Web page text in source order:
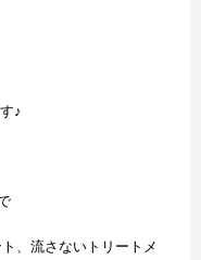
♪
、流さないトリートメ